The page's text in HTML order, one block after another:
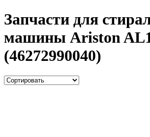
Запчасти для
машины Ariston
(46272990040)